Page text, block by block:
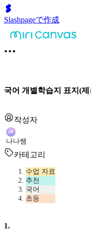
Slashpageで作成
국어 개별학습지 표지(
작성자
나나쌤
카테고리
수업 자료
추천
국어
초등
1.